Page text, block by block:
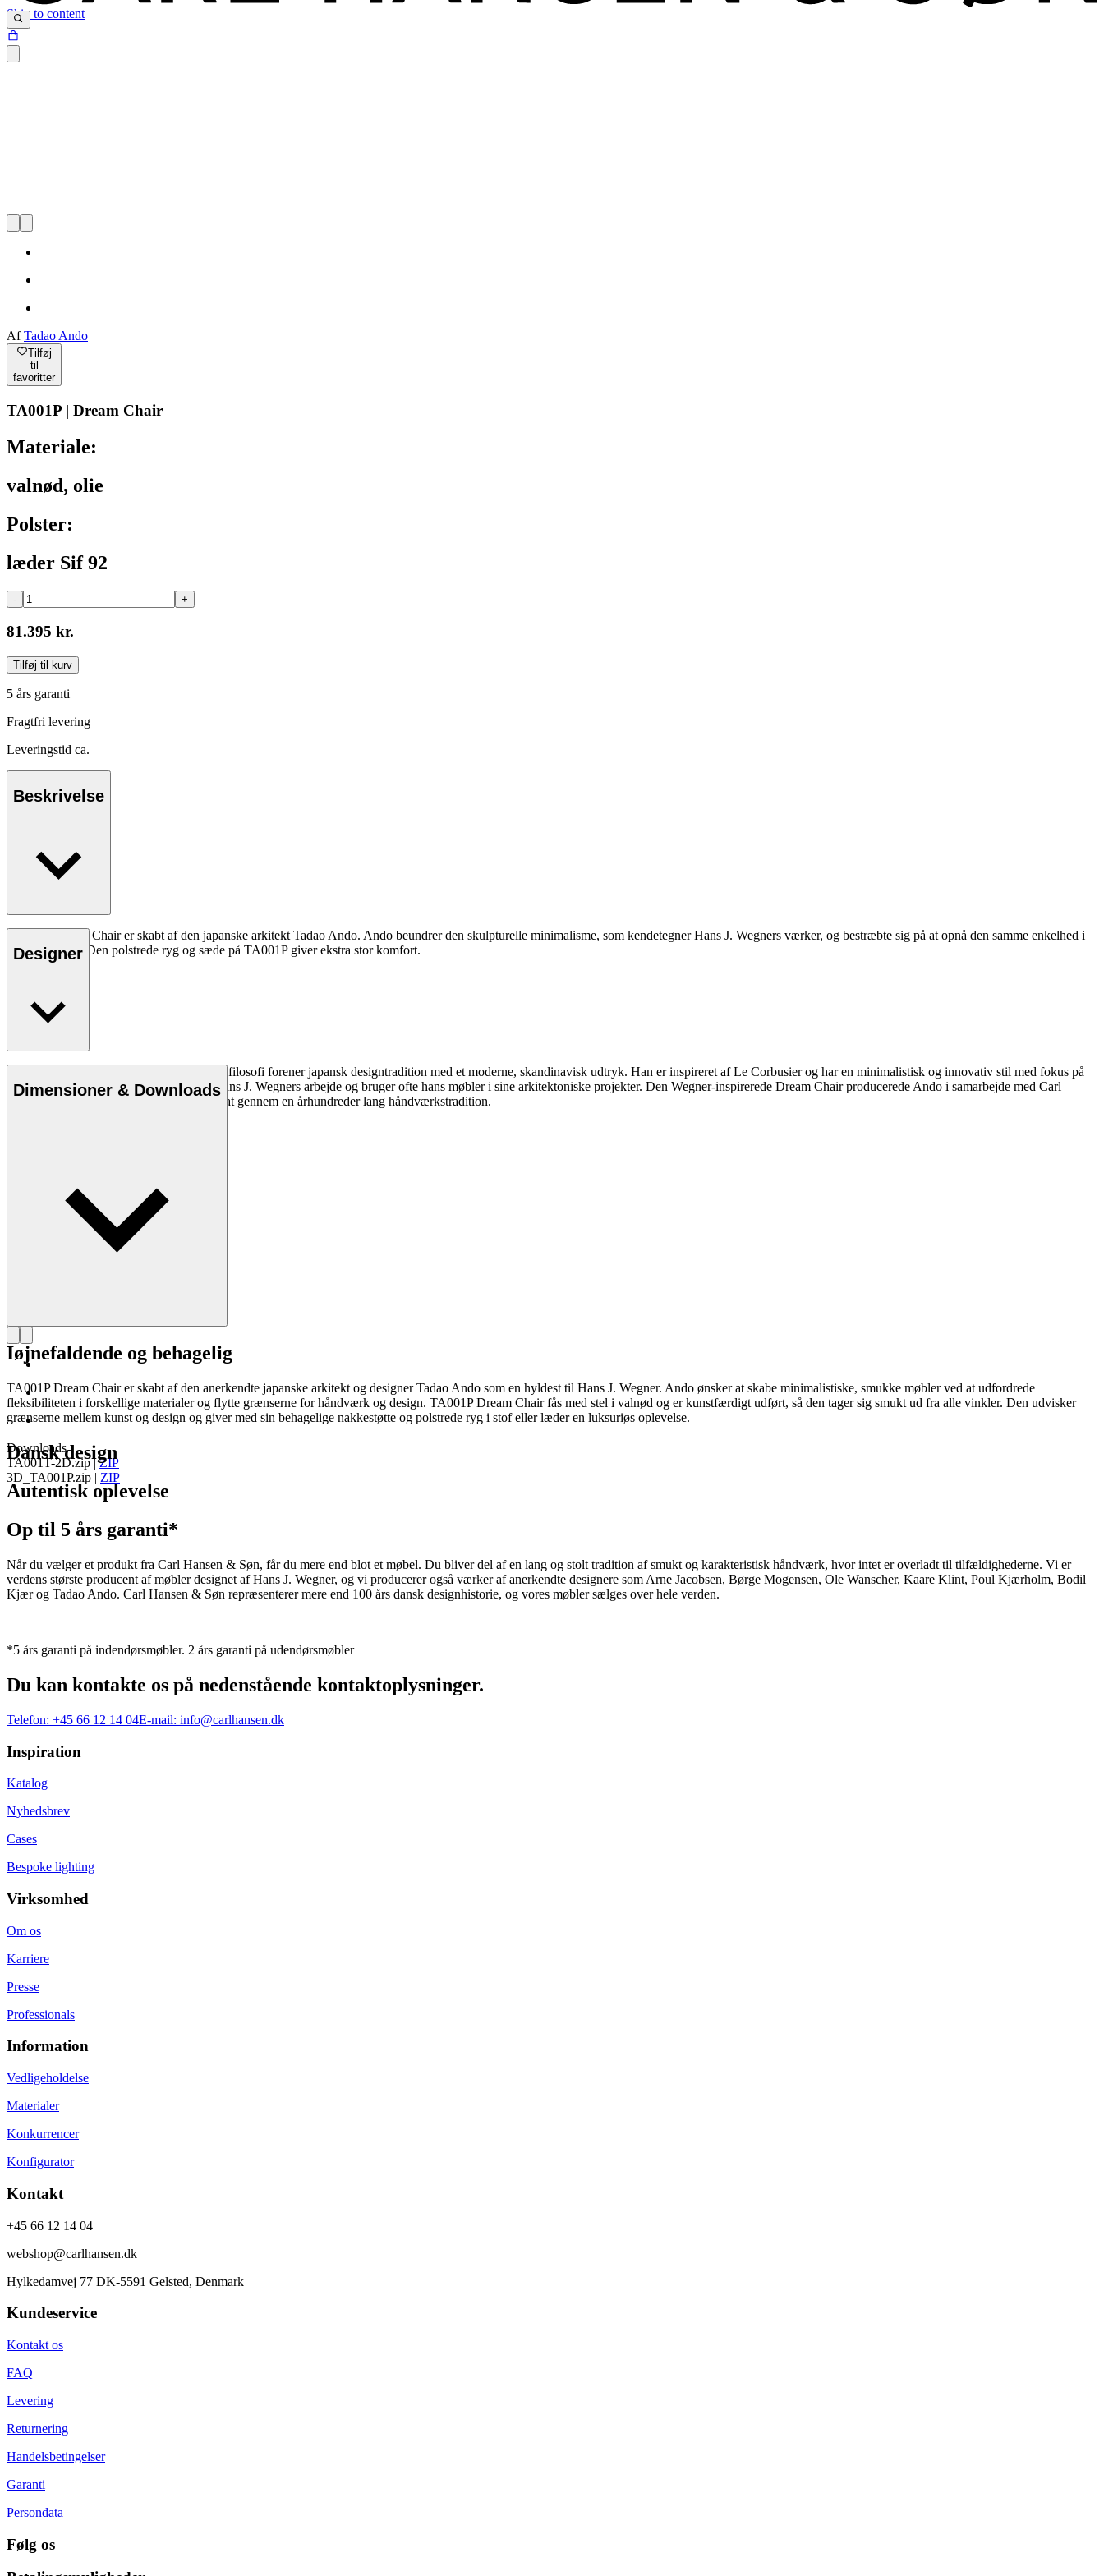
Skip to content
AfTadao Ando
Tilføj
til
favoritter
TA001P | Dream Chair
Materiale:
valnød, olie
Polster:
læder Sif 92
- +
81.395 kr.
Tilføj til kurv
5 års garanti
Fragtfri levering
Leveringstid ca.
Beskrivelse
TA001P Dream Chair er skabt af den japanske arkitekt Tadao Ando. Ando beundrer den skulpturelle minimalisme, som kendetegner Hans J. Wegners værker, og bestræbte sig på at opnå den samme enkelhed i
sit eget design. Den polstrede ryg og sæde på TA001P giver ekstra stor komfort.
Designer
Den japanske arkitekt Tadao Andos designfilosofi forener japansk designtradition med et moderne, skandinavisk udtryk. Han er inspireret af Le Corbusier og har en minimalistisk og innovativ stil med fokus på
funktionalitet. Ando har stor respekt for Hans J. Wegners arbejde og bruger ofte hans møbler i sine arkitektoniske projekter. Den Wegner-inspirerede Dream Chair producerede Ando i samarbejde med Carl
Hansen & Søn for at opnå et perfekt resultat gennem en århundreder lang håndværkstradition.
Dimensioner & Downloads
Downloads
TA001T-2D.zip|ZIP
3D_TA001P.zip | ZIP
Iøjnefaldende og behagelig
TA001P Dream Chair er skabt af den anerkendte japanske arkitekt og designer Tadao Ando som en hyldest til Hans J. Wegner. Ando ønsker at skabe minimalistiske, smukke møbler ved at udfordrede
fleksibiliteten i forskellige materialer og flytte grænserne for håndværk og design. TA001P Dream Chair fås med stel i valnød og er kunstfærdigt udført, så den tager sig smukt ud fra alle vinkler. Den udvisker
grænserne mellem kunst og design og giver med sin behagelige nakkestøtte og polstrede ryg i stof eller læder en luksuriøs oplevelse.
Dansk design
Autentisk oplevelse
Op til 5 års garanti*
Når du vælger et produkt fra Carl Hansen & Søn, får du mere end blot et møbel. Du bliver del af en lang og stolt tradition af smukt og karakteristisk håndværk, hvor intet er overladt til tilfældighederne. Vi er
verdens største producent af møbler designet af Hans J. Wegner, og vi producerer også værker af anerkendte designere som Arne Jacobsen, Børge Mogensen, Ole Wanscher, Kaare Klint, Poul Kjærholm, Bodil
Kjær og Tadao Ando. Carl Hansen & Søn repræsenterer mere end 100 års dansk designhistorie, og vores møbler sælges over hele verden.
*5 års garanti på indendørsmøbler. 2 års garanti på udendørsmøbler
Du kan kontakte os på nedenstående kontaktoplysninger.
Telefon: +45 66 12 14 04E-mail: info@carlhansen.dk
Inspiration
Katalog
Nyhedsbrev
Cases
Bespoke lighting
Virksomhed
Om os
Karriere
Presse
Professionals
Information
Vedligeholdelse
Materialer
Konkurrencer
Konfigurator
Kontakt
+45 66 12 14 04
webshop@carlhansen.dk
Hylkedamvej 77 DK-5591 Gelsted, Denmark
Kundeservice
Kontakt os
FAQ
Levering
Returnering
Handelsbetingelser
Garanti
Persondata
Følg os